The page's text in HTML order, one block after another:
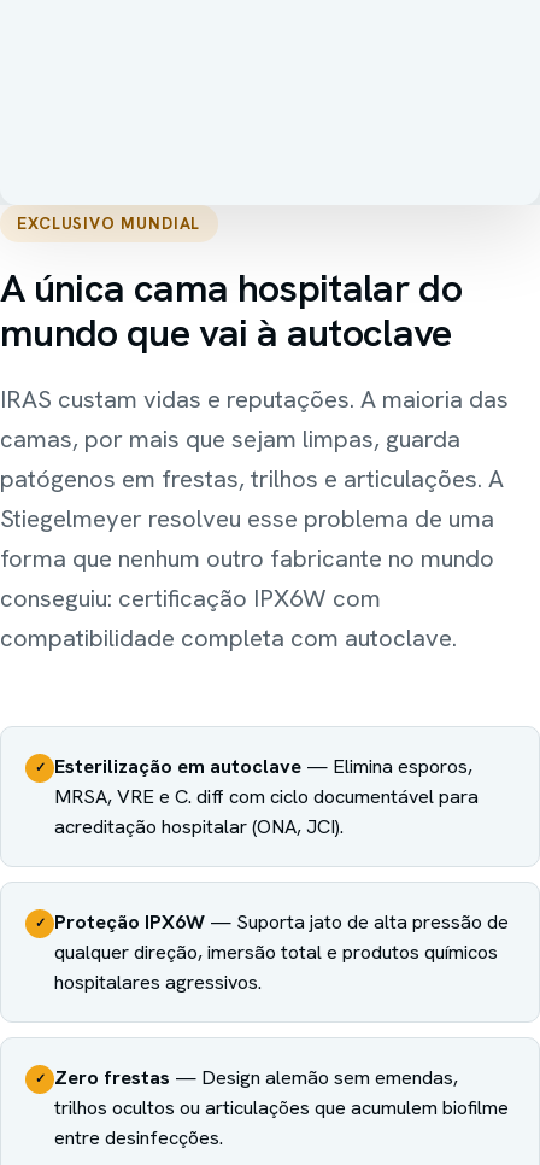
EXCLUSIVO MUNDIAL
A única cama hospitalar do
mundo que vai à autoclave
IRAS custam vidas e reputações. A maioria das
camas, por mais que sejam limpas, guarda
patógenos em frestas, trilhos e articulações. A
Stiegelmeyer resolveu esse problema de uma
forma que nenhum outro fabricante no mundo
conseguiu: certificação IPX6W com
compatibilidade completa com autoclave.
✓ Esterilização em autoclave — Elimina esporos,
MRSA, VRE e C. diff com ciclo documentável para
acreditação hospitalar (ONA, JCI).
✓ Proteção IPX6W — Suporta jato de alta pressão de
qualquer direção, imersão total e produtos químicos
hospitalares agressivos.
✓ Zero frestas — Design alemão sem emendas,
trilhos ocultos ou articulações que acumulem biofilme
entre desinfecções.